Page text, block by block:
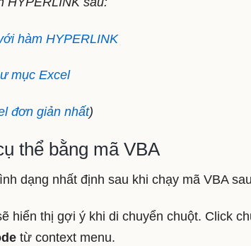
hàm HYPERLINK
mục Excel
đơn giản nhất)
thể bằng mã VBA
dạng nhất định sau khi chạy mã VBA
hiển thị gợi ý khi di chuyển chuột. Click
từ context menu.